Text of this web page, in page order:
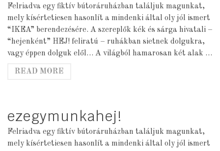
Felriadva egy fiktív bútoráruházban találjuk magunkat,
mely kísértetiesen hasonlít a mindenki által oly jól ismert
“IKEA” berendezésére. A szereplők kék és sárga hivatali –
“hejenként” HEJ! feliratú – ruhákban sietnek dolgukra,
vagy éppen dolguk elől… A világból hamarosan két alak …
READ MORE
ezegymunkahej!
Felriadva egy fiktív bútoráruházban találjuk magunkat,
mely kísértetiesen hasonlít a mindenki által oly jól ismert